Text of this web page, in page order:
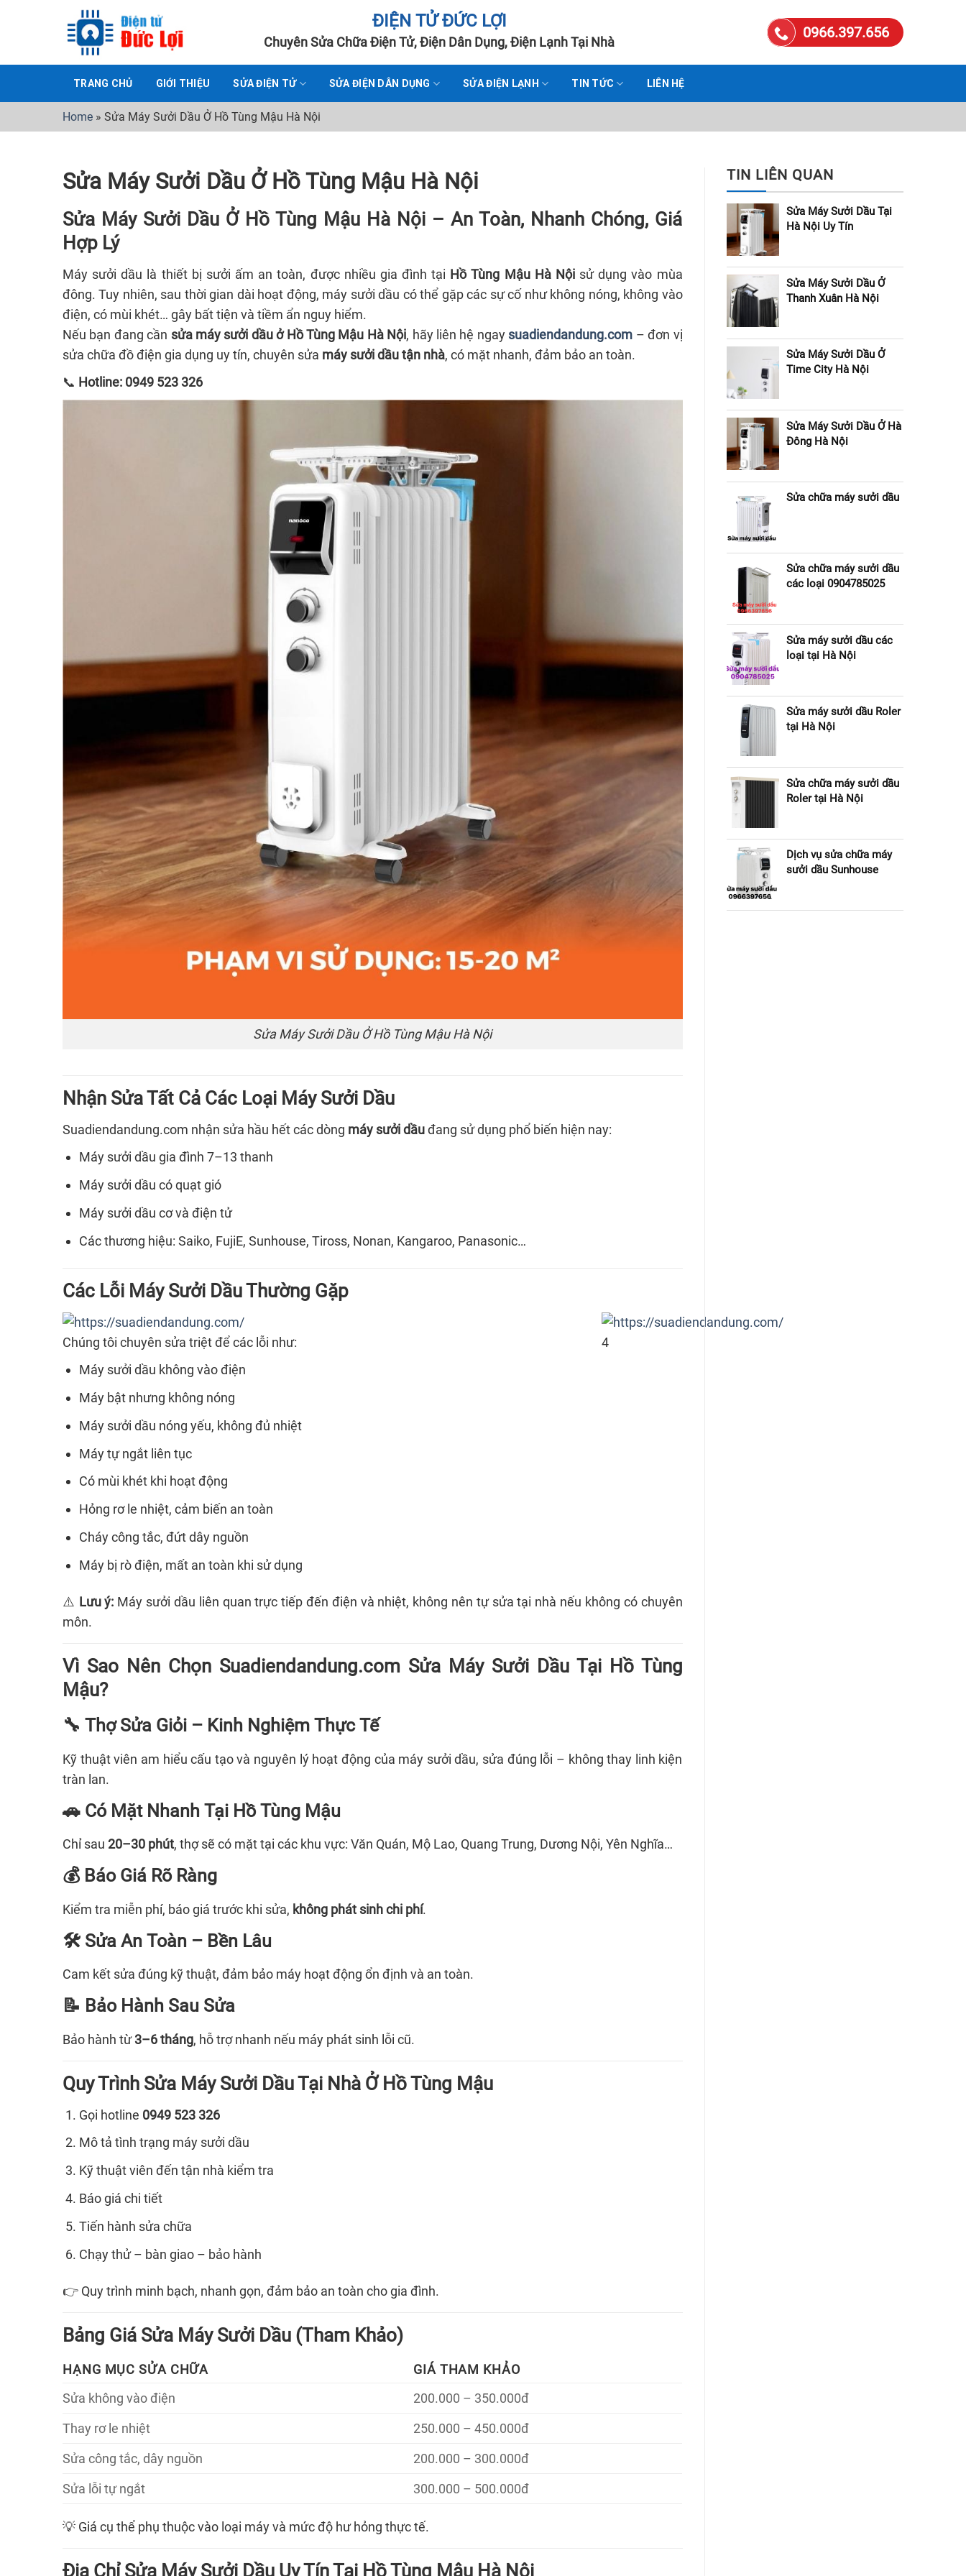
ĐIỆN TỬ ĐỨC LỢI
Chuyên Sửa Chữa Điện Tử, Điện Dân Dụng, Điện Lạnh Tại Nhà
0966.397.656
TRANG CHỦ GIỚI THIỆU SỬA ĐIỆN TỬ SỬA ĐIỆN DÂN DỤNG SỬA ĐIỆN LẠNH TIN TỨC LIÊN HỆ
Home » Sửa Máy Sưởi Dầu Ở Hồ Tùng Mậu Hà Nội
Sửa Máy Sưởi Dầu Ở Hồ Tùng Mậu Hà Nội
Sửa Máy Sưởi Dầu Ở Hồ Tùng Mậu Hà Nội – An Toàn, Nhanh Chóng, Giá
Hợp Lý
Máy sưởi dầu là thiết bị sưởi ấm an toàn, được nhiều gia đình tại Hồ Tùng Mậu Hà Nộisử dụng vào mùa
đông. Tuy nhiên, sau thời gian dài hoạt động, máy sưởi dầu có thể gặp các sự cố như không nóng, không vào
điện, có mùi khét… gây bất tiện và tiềm ẩn nguy hiểm.
Nếu bạn đang cần sửa máy sưởi dầu ở Hồ Tùng Mậu Hà Nội, hãy liên hệ ngay suadiendandung.com – đơn vị
sửa chữa đồ điện gia dụng uy tín, chuyên sửa máy sưởi dầu tận nhà, có mặt nhanh, đảm bảo an toàn.
📞 Hotline: 0949 523 326
Sửa Máy Sưởi Dầu Ở Hồ Tùng Mậu Hà Nội
Nhận Sửa Tất Cả Các Loại Máy Sưởi Dầu
Suadiendandung.com nhận sửa hầu hết các dòng máy sưởi dầuđang sử dụng phổ biến hiện nay:
Máy sưởi dầu gia đình 7–13 thanh
Máy sưởi dầu có quạt gió
Máy sưởi dầu cơ và điện tử
Các thương hiệu: Saiko, FujiE, Sunhouse, Tiross, Nonan, Kangaroo, Panasonic…
Các Lỗi Máy Sưởi Dầu Thường Gặp
4
Chúng tôi chuyên sửa triệt để các lỗi như:
Máy sưởi dầu không vào điện
Máy bật nhưng không nóng
Máy sưởi dầu nóng yếu, không đủ nhiệt
Máy tự ngắt liên tục
Có mùi khét khi hoạt động
Hỏng rơ le nhiệt, cảm biến an toàn
Cháy công tắc, đứt dây nguồn
Máy bị rò điện, mất an toàn khi sử dụng
⚠️ Lưu ý: Máy sưởi dầu liên quan trực tiếp đến điện và nhiệt, không nên tự sửa tại nhà nếu không có chuyên
môn.
Vì Sao Nên Chọn Suadiendandung.com Sửa Máy Sưởi Dầu Tại Hồ Tùng
Mậu?
🔧 Thợ Sửa Giỏi – Kinh Nghiệm Thực Tế
Kỹ thuật viên am hiểu cấu tạo và nguyên lý hoạt động của máy sưởi dầu, sửa đúng lỗi – không thay linh kiện
tràn lan.
🚗 Có Mặt Nhanh Tại Hồ Tùng Mậu
Chỉ sau 20–30 phút, thợ sẽ có mặt tại các khu vực: Văn Quán, Mộ Lao, Quang Trung, Dương Nội, Yên Nghĩa…
💰 Báo Giá Rõ Ràng
Kiểm tra miễn phí, báo giá trước khi sửa, không phát sinh chi phí.
🛠️ Sửa An Toàn – Bền Lâu
Cam kết sửa đúng kỹ thuật, đảm bảo máy hoạt động ổn định và an toàn.
📝 Bảo Hành Sau Sửa
Bảo hành từ3–6 tháng, hỗ trợ nhanh nếu máy phát sinh lỗi cũ.
Quy Trình Sửa Máy Sưởi Dầu Tại Nhà Ở Hồ Tùng Mậu
Gọi hotline 0949 523 326
Mô tả tình trạng máy sưởi dầu
Kỹ thuật viên đến tận nhà kiểm tra
Báo giá chi tiết
Tiến hành sửa chữa
Chạy thử – bàn giao – bảo hành
👉 Quy trình minh bạch, nhanh gọn, đảm bảo an toàn cho gia đình.
Bảng Giá Sửa Máy Sưởi Dầu (Tham Khảo)
HẠNG MỤC SỬA CHỮA
GIÁ THAM KHẢO
Sửa không vào điện
200.000 – 350.000đ
Thay rơ le nhiệt
250.000 – 450.000đ
Sửa công tắc, dây nguồn
200.000 – 300.000đ
Sửa lỗi tự ngắt
300.000 – 500.000đ
💡 Giá cụ thể phụ thuộc vào loại máy và mức độ hư hỏng thực tế.
Địa Chỉ Sửa Máy Sưởi Dầu Uy Tín Tại Hồ Tùng Mậu Hà Nội
TIN LIÊN QUAN
Sửa Máy Sưởi Dầu Tại
Hà Nội Uy Tín
Sửa Máy Sưởi Dầu Ở
Thanh Xuân Hà Nội
Sửa Máy Sưởi Dầu Ở
Time City Hà Nội
Sửa Máy Sưởi Dầu Ở Hà
Đông Hà Nội
Sửa chữa máy sưởi dầu
Sửa chữa máy sưởi dầu
các loại 0904785025
Sửa máy sưởi dầu các
loại tại Hà Nội
Sửa máy sưởi dầu Roler
tại Hà Nội
Sửa chữa máy sưởi dầu
Roler tại Hà Nội
Dịch vụ sửa chữa máy
sưởi dầu Sunhouse